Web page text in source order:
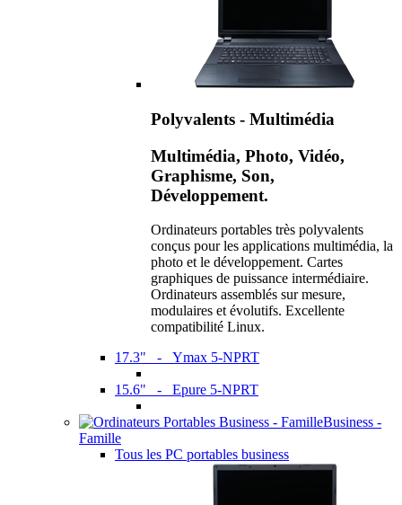
Polyvalents - Multimédia
Multimédia, Photo, Vidéo,
Graphisme, Son,
Développement.
Ordinateurs portables très polyvalents
conçus pour les applications multimédia, la
photo et le développement. Cartes
graphiques de puissance intermédiaire.
Ordinateurs assemblés sur mesure,
modulaires et évolutifs. Excellente
compatibilité Linux.
17.3" - Ymax 5-NPRT
15.6" - Epure 5-NPRT
Business -
Famille
Tous les PC portables business